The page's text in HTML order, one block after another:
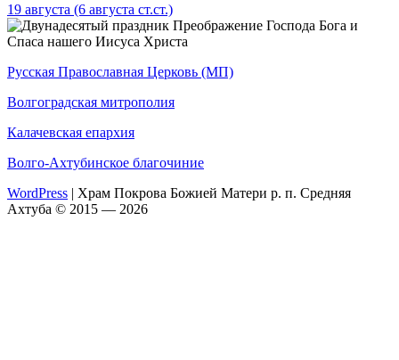
19 августа (6 августа ст.ст.)
Преображение Господа Бога и
Спаса нашего Иисуса Христа
Русская Православная Церковь (МП)
Волгоградская митрополия
Калачевская епархия
Волго-Ахтубинское благочиние
WordPress | Храм Покрова Божией Матери р. п. Средняя
Ахтуба © 2015 — 2026